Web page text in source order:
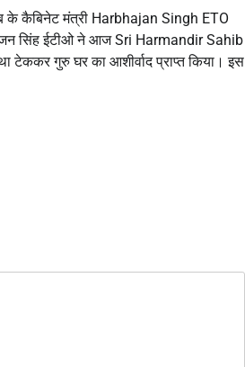
के कैबिनेट मंत्री Harbhajan Singh ETO
सिंह ईटीओ ने आज Sri Harmandir Sahib
टेककर गुरु घर का आशीर्वाद प्राप्त किया। इस